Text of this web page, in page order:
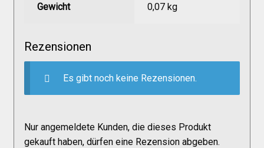
Versandkosten
Widerruf
Datenschutzerklärung
Zahlungsarten
Gewicht 0,07 kg
Rezensionen
Es gibt noch keine Rezensionen.
Nur angemeldete Kunden, die dieses Produkt
gekauft haben, dürfen eine Rezension abgeben.